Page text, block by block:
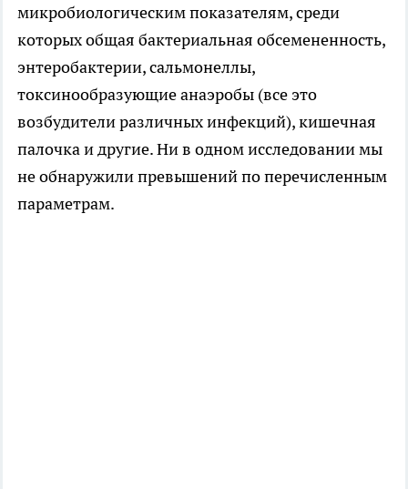
микробиологическим показателям, среди
которых общая бактериальная обсемененность,
энтеробактерии, сальмонеллы,
токсинообразующие анаэробы (все это
возбудители различных инфекций), кишечная
палочка и другие. Ни в одном исследовании мы
не обнаружили превышений по перечисленным
параметрам.